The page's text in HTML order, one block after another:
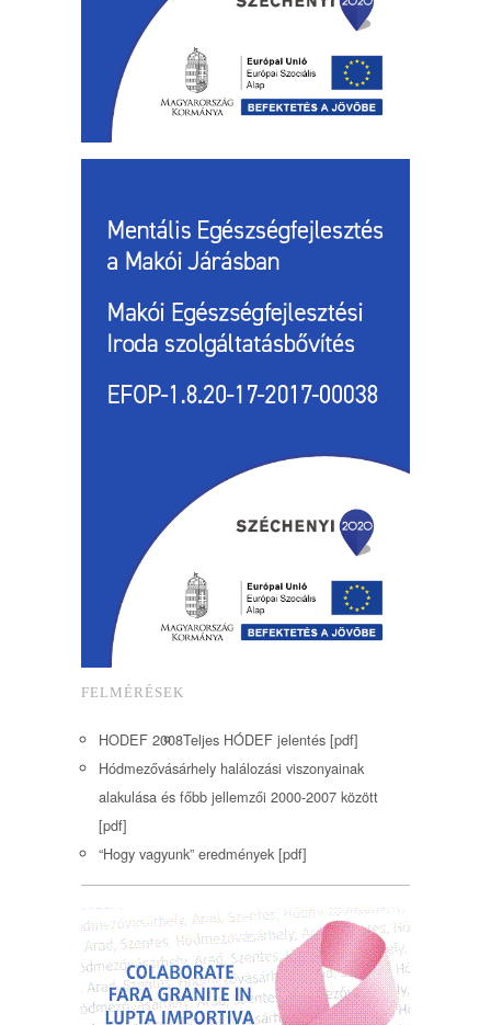
FELMÉRÉSEK
HODEF 2008Teljes HÓDEF jelentés [pdf]
Hódmezővásárhely halálozási viszonyainak
alakulása és főbb jellemzői 2000-2007 között
[pdf]
“Hogy vagyunk” eredmények [pdf]